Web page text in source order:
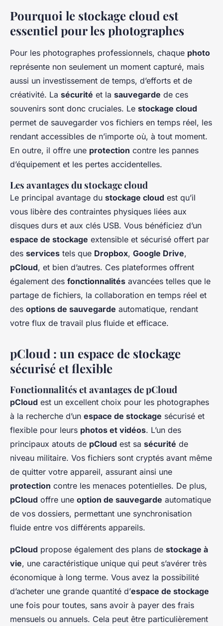
Pourquoi le stockage cloud est
essentiel pour les photographes
Pour les photographes professionnels, chaque photo
représente non seulement un moment capturé, mais
aussi un investissement de temps, d’efforts et de
créativité. La sécurité et la sauvegarde de ces
souvenirs sont donc cruciales. Le stockage cloud
permet de sauvegarder vos fichiers en temps réel, les
rendant accessibles de n’importe où, à tout moment.
En outre, il offre une protection contre les pannes
d’équipement et les pertes accidentelles.
Les avantages du stockage cloud
Le principal avantage du stockage cloud est qu’il
vous libère des contraintes physiques liées aux
disques durs et aux clés USB. Vous bénéficiez d’un
espace de stockage extensible et sécurisé offert par
des services tels que Dropbox, Google Drive,
pCloud, et bien d’autres. Ces plateformes offrent
également des fonctionnalités avancées telles que le
partage de fichiers, la collaboration en temps réel et
des options de sauvegarde automatique, rendant
votre flux de travail plus fluide et efficace.
pCloud : un espace de stockage
sécurisé et flexible
Fonctionnalités et avantages de pCloud
pCloud est un excellent choix pour les photographes
à la recherche d’un espace de stockage sécurisé et
flexible pour leurs photos et vidéos. L’un des
principaux atouts de pCloud est sa sécurité de
niveau militaire. Vos fichiers sont cryptés avant même
de quitter votre appareil, assurant ainsi une
protection contre les menaces potentielles. De plus,
pCloud offre une option de sauvegarde automatique
de vos dossiers, permettant une synchronisation
fluide entre vos différents appareils.
pCloud propose également des plans de stockage à
vie, une caractéristique unique qui peut s’avérer très
économique à long terme. Vous avez la possibilité
d’acheter une grande quantité d’espace de stockage
une fois pour toutes, sans avoir à payer des frais
mensuels ou annuels. Cela peut être particulièrement